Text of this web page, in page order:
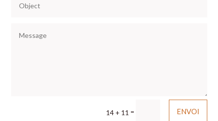
14 + 11 = ENVOI